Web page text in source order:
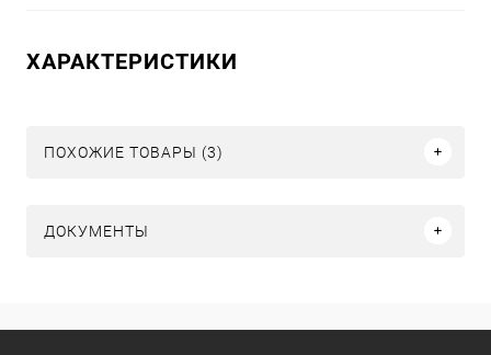
ХАРАКТЕРИСТИКИ
ПОХОЖИЕ ТОВАРЫ (3)
ДОКУМЕНТЫ